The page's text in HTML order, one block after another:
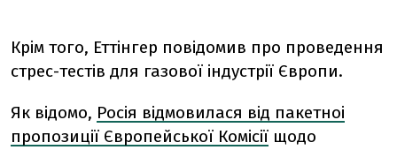
Крім того, Еттінгер повідомив про проведення
стрес-тестів для газової індустрії Європи.
Як відомо, Росія відмовилася від пакетноі
пропозиції Європейської Комісії щодо